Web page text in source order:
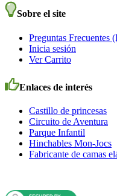
Sobre el site
Preguntas Frecuentes
Inicia sesión
Ver Carrito
Enlaces de interés
Castillo de princesas
Circuito de Aventura
Parque Infantil
Hinchables Mon-Jocs
Fabricante de camas